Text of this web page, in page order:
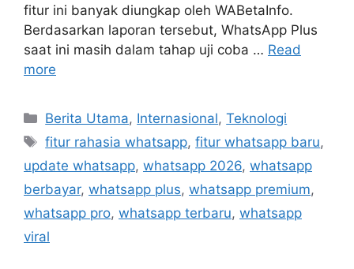
fitur ini banyak diungkap oleh WABetaInfo.
Berdasarkan laporan tersebut, WhatsApp Plus
saat ini masih dalam tahap uji coba … Read
more
C
a
e
g
o
r
Berita Utama, Internasional,Teknologi
T
a
s
fitur rahasia whatsapp,fitur whatsapp baru,
update whatsapp, whatsapp 2026, whatsapp
berbayar, whatsapp plus, whatsapp premium,
whatsapp pro, whatsapp terbaru, whatsapp
viral